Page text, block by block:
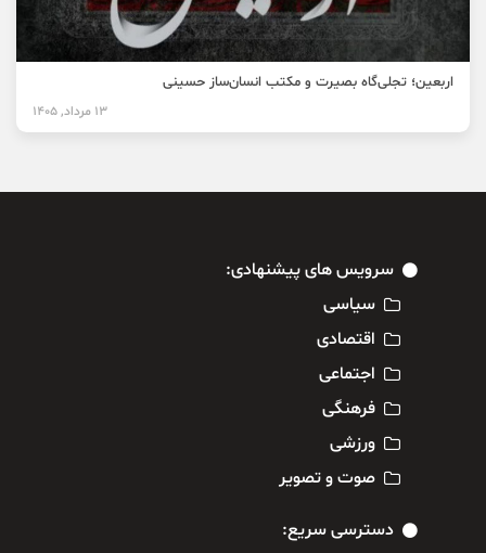
اربعین؛ تجلی‌گاه بصیرت و مکتب انسان‌ساز حسینی
13 مرداد, 1405
سرویس های پیشنهادی:
سیاسی
اقتصادی
اجتماعی
فرهنگی
ورزشی
صوت و تصویر
دسترسی سریع: